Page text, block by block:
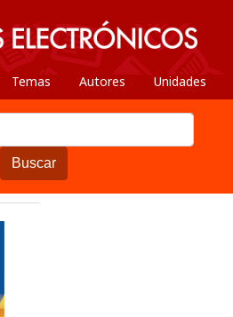
Temas Autores Unidades
Buscar